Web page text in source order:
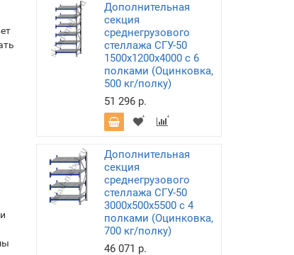
Дополнительная
секция
среднегрузового
стеллажа СГУ-50
1500х1200х4000 с 6
полками (Оцинковка,
500 кг/полку)
51 296 р.
Дополнительная
секция
среднегрузового
стеллажа СГУ-50
3000х500х5500 с 4
полками (Оцинковка,
700 кг/полку)
46 071 р.